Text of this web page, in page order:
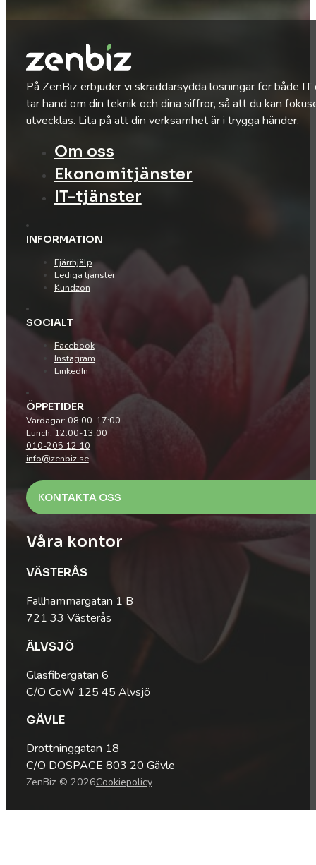
På ZenBiz erbjuder vi skräddarsydda lösningar för både
tar hand om din teknik och dina siffror, så att du kan
utvecklas. Lita på att din verksamhet är i trygga händer.
Om oss
Ekonomitjänster
IT-tjänster
INFORMATION
Fjärrhjälp
Lediga tjänster
Kundzon
SOCIALT
Facebook
Instagram
LinkedIn
ÖPPETIDER
Vardagar: 08:00-17:00
Lunch: 12:00-13:00
010-205 12 10
info@zenbiz.se
KONTAKTA OSS
Våra kontor
VÄSTERÅS
Fallhammargatan 1 B
721 33 Västerås
ÄLVSJÖ
Glasfibergatan 6
C/O CoW 125 45 Älvsjö
GÄVLE
Drottninggatan 18
C/O DOSPACE 803 20 Gävle
ZenBiz © 2026Cookiepolicy